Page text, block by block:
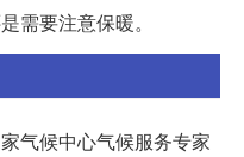
需要注意保暖。
气候中心气候服务专家